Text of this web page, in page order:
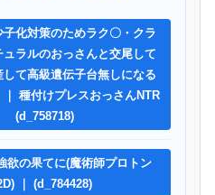
子化対策のためラク〇・クラ
ュラルのおっさんと交尾して
て高級遺伝子台無しになる
種付けプレスおっさんNTR
(d_758718)
欲の果てに(魔術師プロトン
｜ (d_784428)